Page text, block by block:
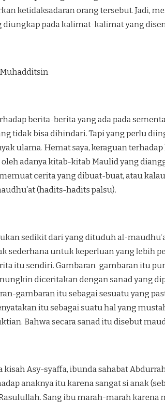
ke­tidaksadaran orang tersebut. Jadi,
pada kalimat-kalimat yang
berita-berita yang ada pada
tidak bisa dihindari. Tapi yang perlu
ulama. Hemat saya, keraguan
adanya kitab-kitab Maulid yang
cerita yang dibuat-buat, atau
(hadits-hadits palsu).
sedikit dari yang dituduh al-
sederhana untuk keperluan yang lebih
itu sen­diri. Gambaran-gambaran itu
diceritakan dengan sanad yang
gambaran itu sebagai sesuatu yang
itu sebagai suatu hal yang
Bahwa secara sanad itu disebut
kisah Asy-syaffa, ibunda sahabat
anaknya itu karena sangat si anak
Sang ibu marah-marah kare­na